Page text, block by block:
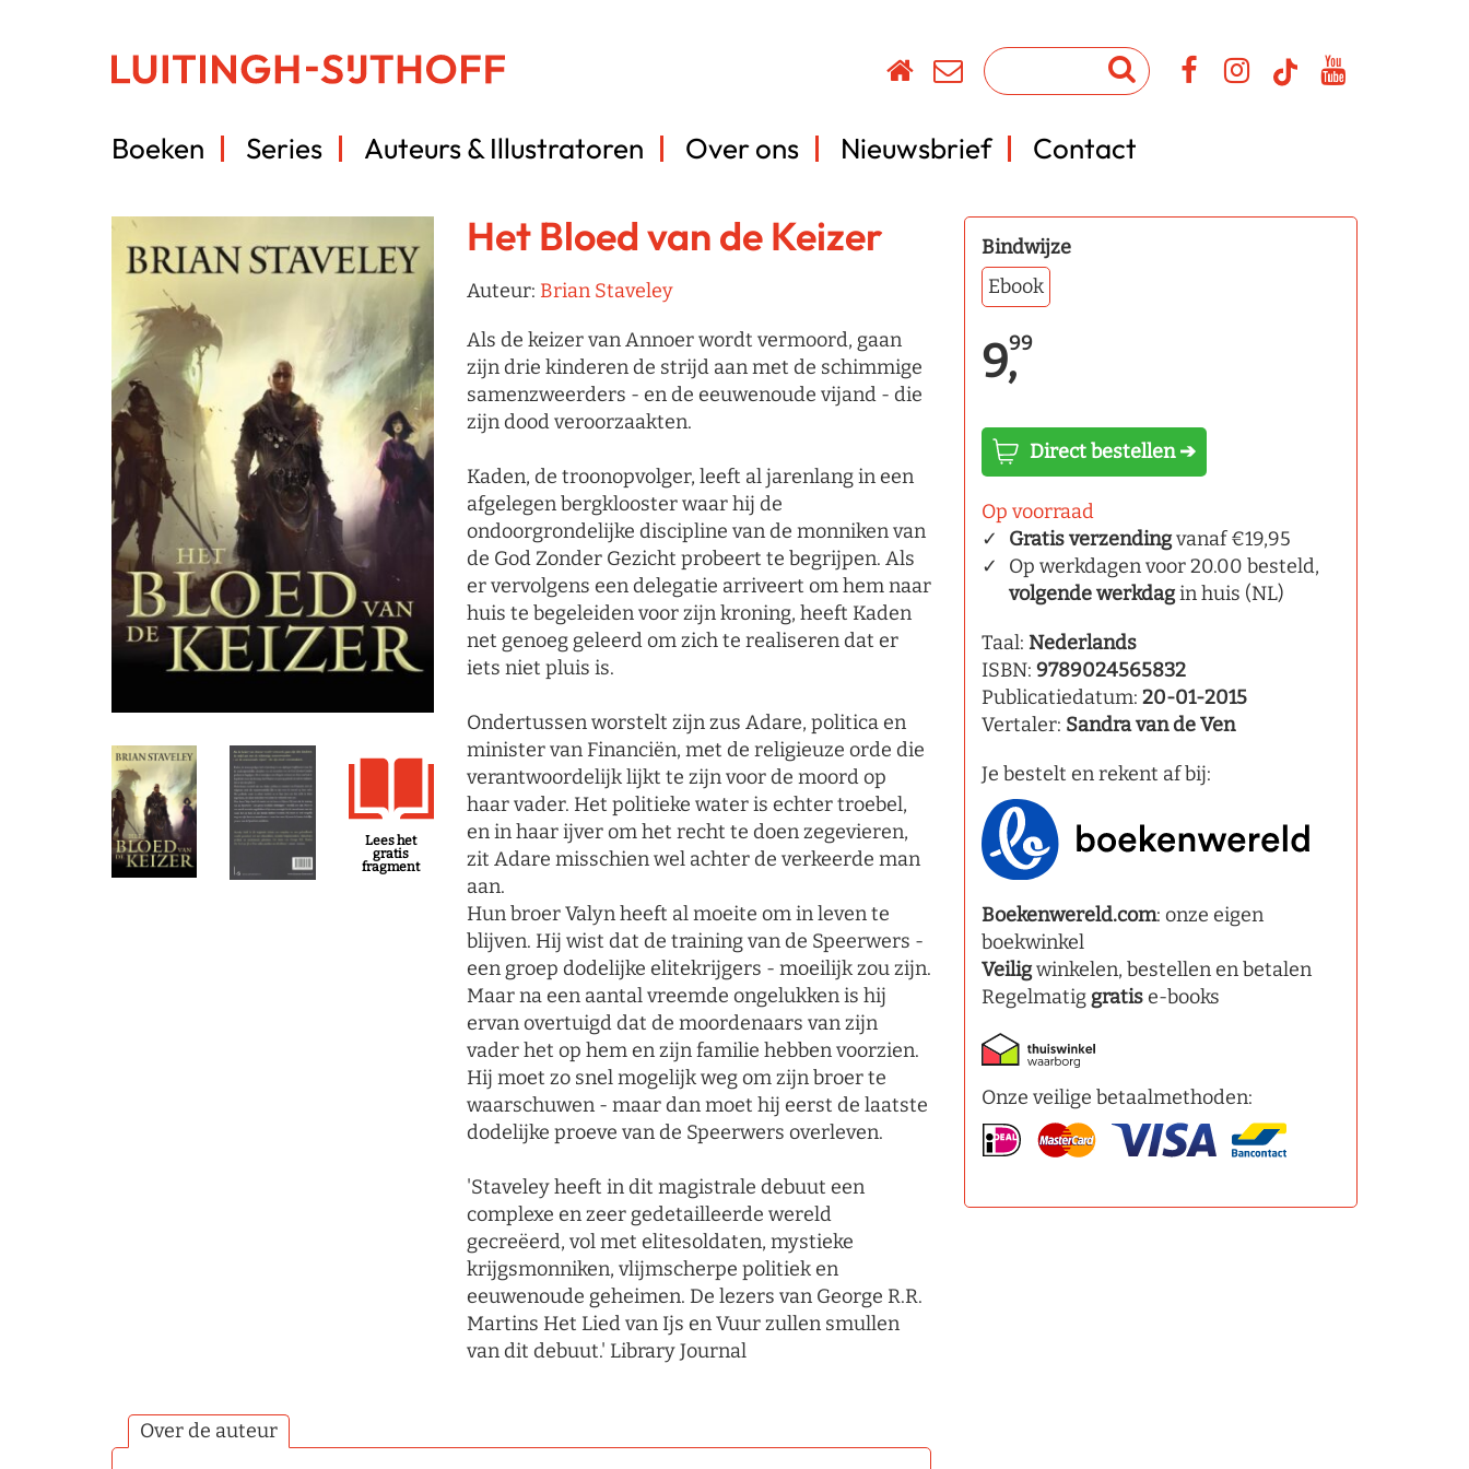
Boeken Series Auteurs & Illustratoren Over ons Nieuwsbrief Contact
Lees het
gratis
fragment
Het Bloed van de Keizer
Auteur: Brian Staveley
Als de keizer van Annoer wordt vermoord, gaan
zijn drie kinderen de strijd aan met de schimmige
samenzweerders - en de eeuwenoude vijand - die
zijn dood veroorzaakten.
Kaden, de troonopvolger, leeft al jarenlang in een
afgelegen bergklooster waar hij de
ondoorgrondelijke discipline van de monniken van
de God Zonder Gezicht probeert te begrijpen. Als
er vervolgens een delegatie arriveert om hem naar
huis te begeleiden voor zijn kroning, heeft Kaden
net genoeg geleerd om zich te realiseren dat er
iets niet pluis is.
Ondertussen worstelt zijn zus Adare, politica en
minister van Financiën, met de religieuze orde die
verantwoordelijk lijkt te zijn voor de moord op
haar vader. Het politieke water is echter troebel,
en in haar ijver om het recht te doen zegevieren,
zit Adare misschien wel achter de verkeerde man
aan.
Hun broer Valyn heeft al moeite om in leven te
blijven. Hij wist dat de training van de Speerwers -
een groep dodelijke elitekrijgers - moeilijk zou zijn.
Maar na een aantal vreemde ongelukken is hij
ervan overtuigd dat de moordenaars van zijn
vader het op hem en zijn familie hebben voorzien.
Hij moet zo snel mogelijk weg om zijn broer te
waarschuwen - maar dan moet hij eerst de laatste
dodelijke proeve van de Speerwers overleven.
'Staveley heeft in dit magistrale debuut een
complexe en zeer gedetailleerde wereld
gecreëerd, vol met elitesoldaten, mystieke
krijgsmonniken, vlijmscherpe politiek en
eeuwenoude geheimen. De lezers van George R.R.
Martins Het Lied van Ijs en Vuur zullen smullen
van dit debuut.' Library Journal
Over de auteur
Bindwijze
Ebook
9,99
Direct bestellen ➔
Op voorraad
Gratis verzendingvanaf €19,95
Op werkdagen voor 20.00 besteld,
volgende werkdagin huis (NL)
Taal: Nederlands
ISBN: 9789024565832
Publicatiedatum: 20-01-2015
Vertaler: Sandra van de Ven
Je bestelt en rekent af bij:
Boekenwereld.com: onze eigen
boekwinkel
Veiligwinkelen, bestellen en betalen
Regelmatig gratise-books
Onze veilige betaalmethoden: